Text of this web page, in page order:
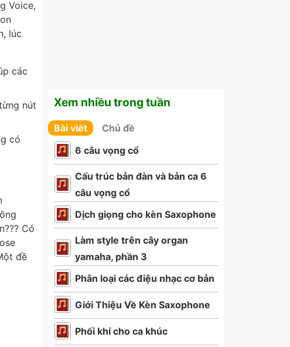
Voice,
lúc
các
nút
có
Có
đề
Xem nhiều trong tuần
Bài viết
Chủ đề
6 câu vọng cổ
Cấu trúc bản đàn và bản ca 6
câu vọng cổ
Dịch giọng cho kèn Saxophone
Làm style trên cây organ
yamaha, phần 3
Phân loại các điệu nhạc cơ bản
Giới Thiệu Về Kèn Saxophone
Phối khí cho ca khúc